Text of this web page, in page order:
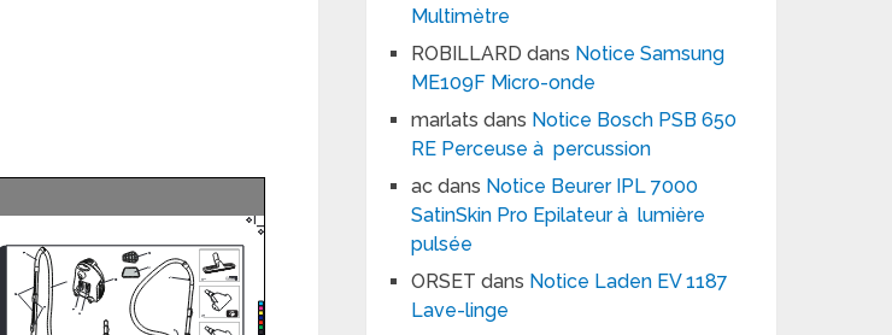
Multimètre
ROBILLARD dans Notice Samsung
ME109F Micro-onde
marlats dans Notice Bosch PSB 650
RE Perceuse à percussion
ac dans Notice Beurer IPL 7000
SatinSkin Pro Epilateur à lumière
pulsée
ORSET dans Notice Laden EV 1187
Lave-linge